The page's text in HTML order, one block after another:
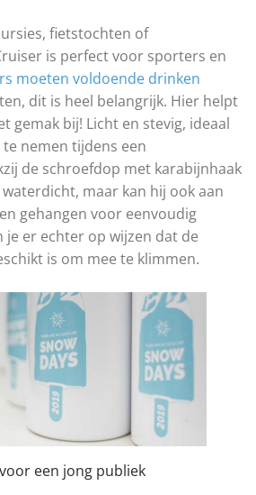
fietstochten of
is perfect voor sporters en
moeten voldoende drinken
dit is heel belangrijk. Hier helpt
gemak bij! Licht en stevig, ideaal
nemen tijdens een
de schroefdop met karabijnhaak
maar kan hij ook aan
gehangen voor eenvoudig
er echter op wijzen dat de
is om mee te klimmen.
een jong publiek